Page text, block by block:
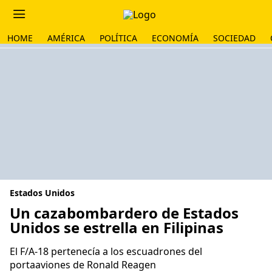
HOME AMÉRICA POLÍTICA ECONOMÍA SOCIEDAD
Estados Unidos
Un cazabombardero de Estados
Unidos se estrella en Filipinas
El F/A-18 pertenecía a los escuadrones del
portaaviones de Ronald Reagen